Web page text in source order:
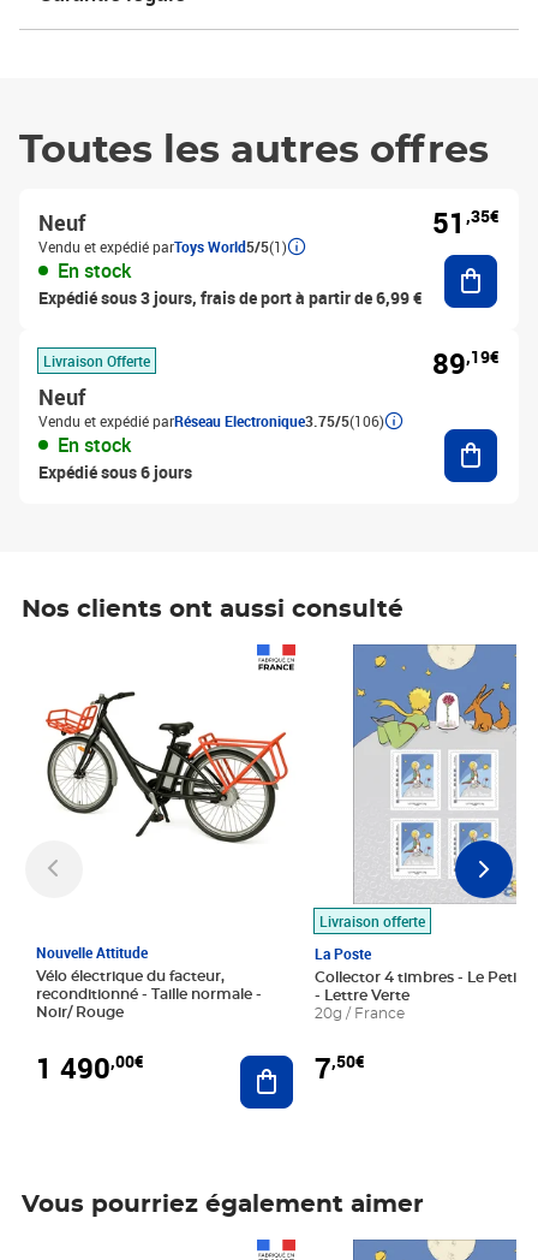
Toutes les autres offres
Neuf
Vendu et expédié parToys World5/5(1)
En stock
Expédié sous 3 jours, frais de port à partir de 6,99 €
51 ,35€
Livraison Offerte
Neuf
Vendu et expédié parRéseau Electronique3.75/5(106)
En stock
Expédié sous 6 jours
89,19€
Nos clients ont aussi consulté
Nouvelle Attitude
Vélo électrique du facteur,
reconditionné - Taille normale -
Noir/ Rouge
1 490,00€ Ajouter au panier
Livraison offerte
La Poste
Collector 4 timbres - Le Petit
- Lettre Verte
20g / France
7,50€
Prix 7,50€
Vous pourriez également aimer
Prix 7,50€